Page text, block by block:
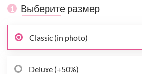
1 Выберите размер
Classic (in photo)
Deluxe (+50%)